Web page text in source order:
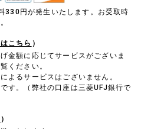
330円が発生いたします。お受取時
こちら ）
金額に応じてサービスがございま
ください。
よるサービスはございません。
す。（弊社の口座は三菱UFJ銀行で
）